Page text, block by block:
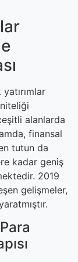
alanlarda
finansal
tutun da
kadar geniş
2019
gelişmeler,